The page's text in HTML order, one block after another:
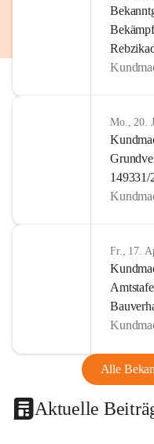
Mo., 20.
149331/
Fr., 17.
Alle
Aktuelle